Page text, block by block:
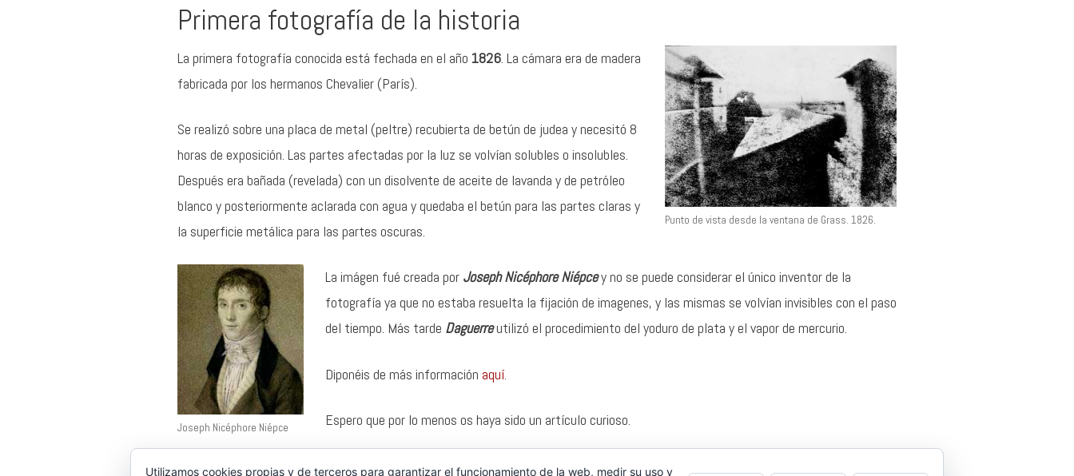
Primera fotografía de la historia
Punto de vista desde la ventana de Grass. 1826.
La primera fotografía conocida está fechada en el año 1826. La cámara era de madera
fabricada por los hermanos Chevalier (París).
Se realizó sobre una placa de metal (peltre) recubierta de betún de judea y necesitó 8
horas de exposición. Las partes afectadas por la luz se volvían solubles o insolubles.
Después era bañada (revelada) con un disolvente de aceite de lavanda y de petróleo
blanco y posteriormente aclarada con agua y quedaba el betún para las partes claras y
la superficie metálica para las partes oscuras.
Joseph Nicéphore Niépce
La imágen fué creada por Joseph Nicéphore Niépcey no se puede considerar el único inventor de la
fotografía ya que no estaba resuelta la fijación de imagenes, y las mismas se volvían invisibles con el paso
del tiempo. Más tarde Daguerreutilizó el procedimiento del yoduro de plata y el vapor de mercurio.
Diponéis de más información aquí
Espero que por lo menos os haya sido un artículo curioso.
Utilizamos cookies propias y de terceros para garantizar el funcionamiento de la web, medir su uso y